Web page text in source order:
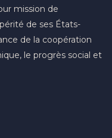
mission de
de ses États-
de la coopération
le progrès social et